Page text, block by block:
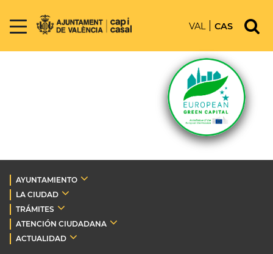
VAL CAS
AYUNTAMIENTO
LA CIUDAD
TRÁMITES
ATENCIÓN CIUDADANA
ACTUALIDAD